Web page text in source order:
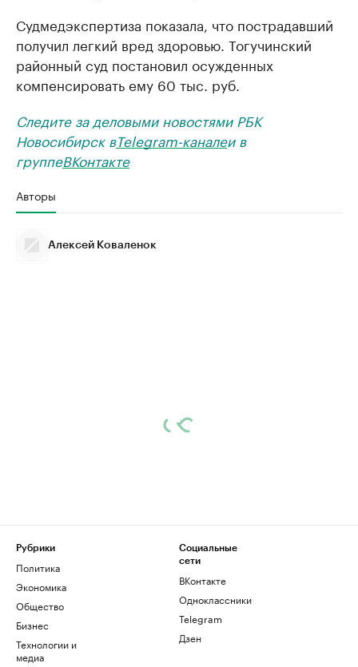
Судмедэкспертиза показала, что пострадавший
получил легкий вред здоровью. Тогучинский
районный суд постановил осужденных
компенсировать ему 60 тыс. руб.
Следите за деловыми новостями РБК
Новосибирск вTelegram-каналеи в
группеВКонтакте
Авторы
Алексей Коваленок
Рубрики
Политика
Экономика
Общество
Бизнес
Технологии и
медиа
Социальные
сети
ВКонтакте
Одноклассники
Telegram
Дзен